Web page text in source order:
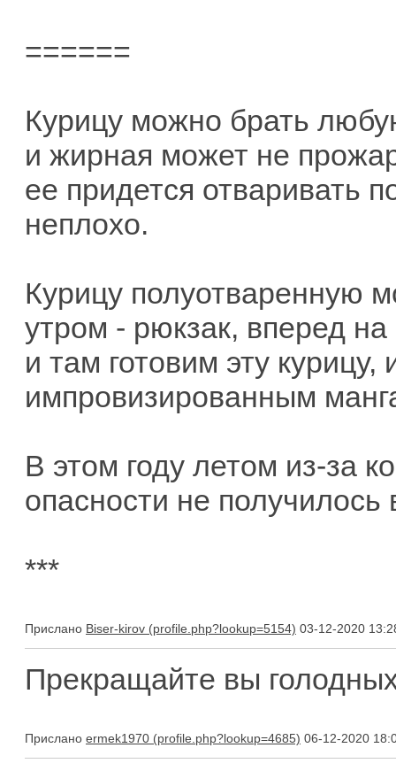
======
Курицу можно брать
и жирная может не
ее придется отваривать
неплохо.
Курицу полуотваренную
утром - рюкзак, вперед
и там готовим эту
импровизированным
В этом году летом из-за
опасности не получилось
***
Прислано Biser-kirov 03-12-2020
Прекращайте вы
Прислано ermek1970 06-12-2020